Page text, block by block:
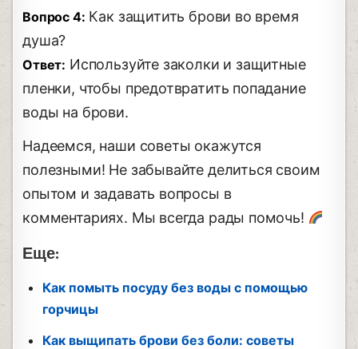
Вопрос 4: Как защитить брови во время
душа?
Ответ: Используйте заколки и защитные
пленки, чтобы предотвратить попадание
воды на брови.
Надеемся, наши советы окажутся
полезными! Не забывайте делиться своим
опытом и задавать вопросы в
комментариях. Мы всегда рады помочь!
Еще:
Как помыть посуду без воды с помощью
горчицы
Как выщипать брови без боли: советы